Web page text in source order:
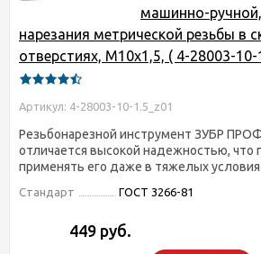
машинно-
нарезания метрической резьбы в
отверстиях, М10х1,5, ( 4-28003-10-
Артикул: 4-28003-10-1.5_z01
Резьбонарезной инструмент ЗУБР
отличается высокой надежностью, что
применять его даже в тяжелых
Стандарт ГОСТ 3266-81
449 руб.